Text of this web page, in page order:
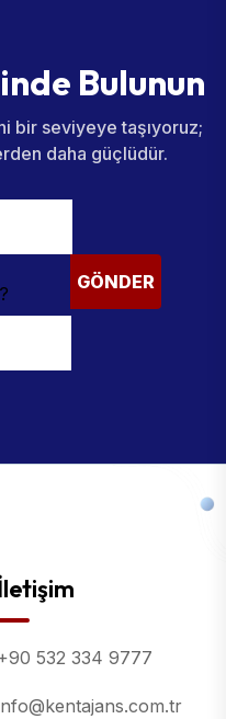
inde Bulunun
bir seviyeye taşıyoruz;
daha güçlüdür.
GÖNDER
532 334 9777